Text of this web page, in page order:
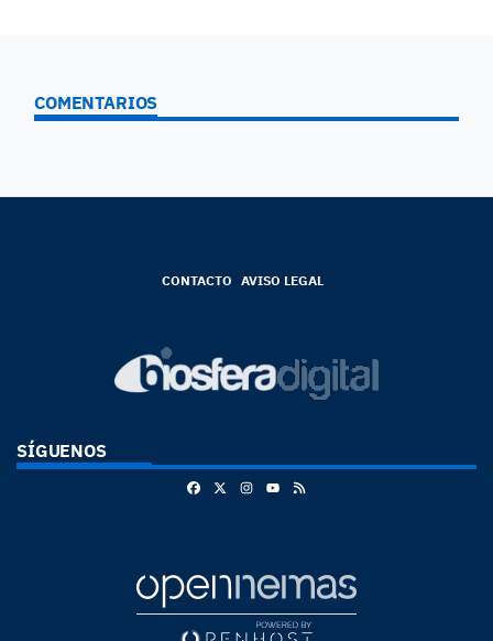
COMENTARIOS
CONTACTO AVISO LEGAL
SÍGUENOS
FacebookInstagram